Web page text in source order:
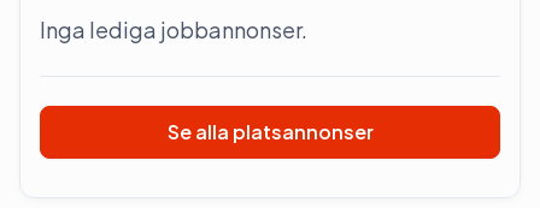
Inga lediga jobbannonser.
Se alla platsannonser